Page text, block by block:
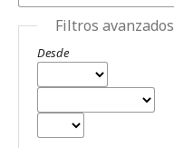
Filtros avanzados
Desde